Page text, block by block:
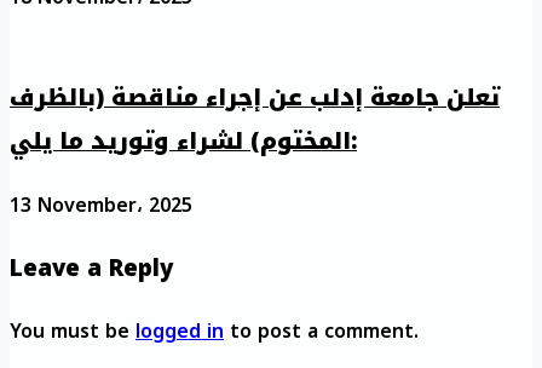
تعلن جامعة إدلب عن إجراء مناقصة (بالظرف
المختوم) لشراء وتوريد ما يلي:
13 November، 2025
Leave a Reply
You must belogged into post a comment.